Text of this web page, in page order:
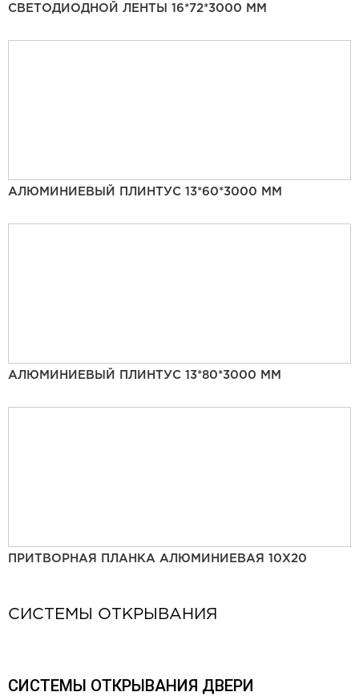
СВЕТОДИОДНОЙ ЛЕНТЫ 16*72*3000 ММ
АЛЮМИНИЕВЫЙ ПЛИНТУС 13*60*3000 ММ
АЛЮМИНИЕВЫЙ ПЛИНТУС 13*80*3000 ММ
ПРИТВОРНАЯ ПЛАНКА АЛЮМИНИЕВАЯ 10Х20
СИСТЕМЫ ОТКРЫВАНИЯ
СИСТЕМЫ ОТКРЫВАНИЯ ДВЕРИ